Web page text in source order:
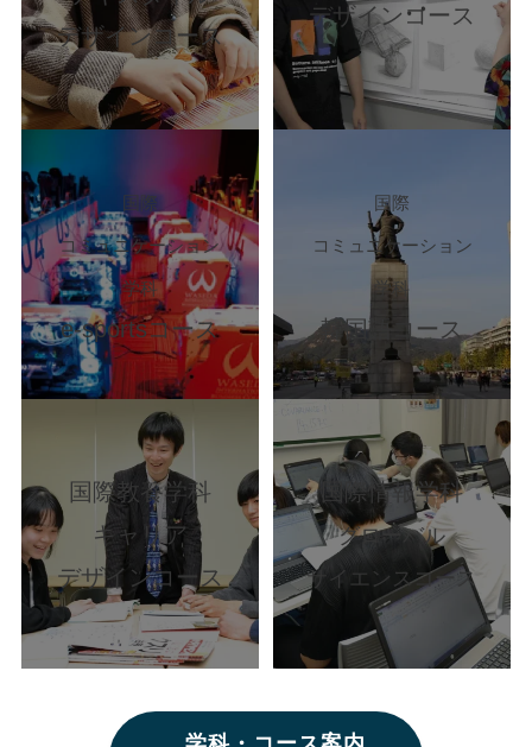
デザインコース
デザインコース
国際
コミュニケーション
学科
e-sportsコース
国際
コミュニケーション
学科
韓国語コース
国際教養学科
キャリア
デザインコース
国際情報学科
グローバル
サイエンスコース